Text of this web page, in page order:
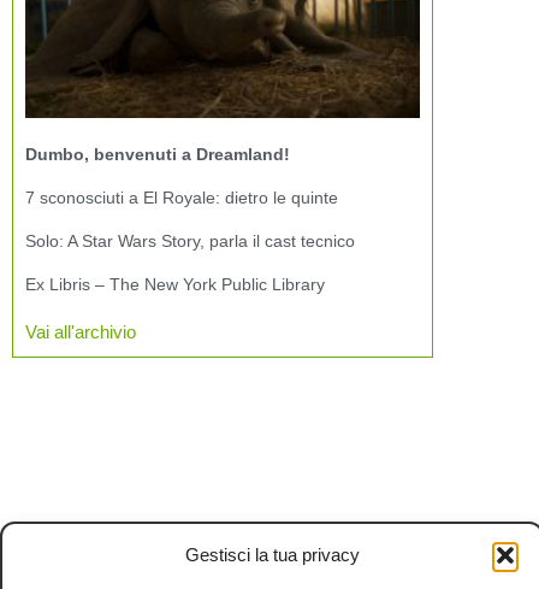
Gestisci la tua privacy
Dumbo, benvenuti a Dreamland!
7 sconosciuti a El Royale: dietro le quinte
Solo: A Star Wars Story, parla il cast tecnico
Ex Libris – The New York Public Library
Vai all'archivio